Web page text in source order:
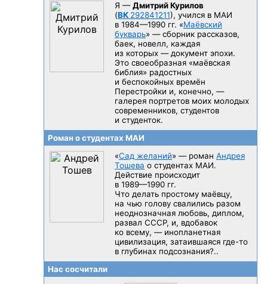
Я —Дмитрий Курилов
(ВК 292841211), учился в МАИ
в 1984—1990 гг. «Маёвский
букварь» — сборник рассказов,
баек, новелл, каждая
из которых — документ эпохи.
Это своеобразная «маёвская
библия» радостных
и беспокойных времён
Перестройки и, конечно, —
галерея портретов моих молодых
современников, студентов
и студенток.
Роман о студентах МАИ
«Сад желаний» — роман Андрея
Тошева о студентах МАИ.
Действие происходит
в 1989—1990 гг.
Что делать простому маёвцу,
на чью голову свалились разом
неоднозначная любовь, диплом,
развал CCCP, и, вдобавок
ко всему, — инопланетная
цивилизация, затаившаяся где-то
в глубинах подсознания?..
Нас сосчитали